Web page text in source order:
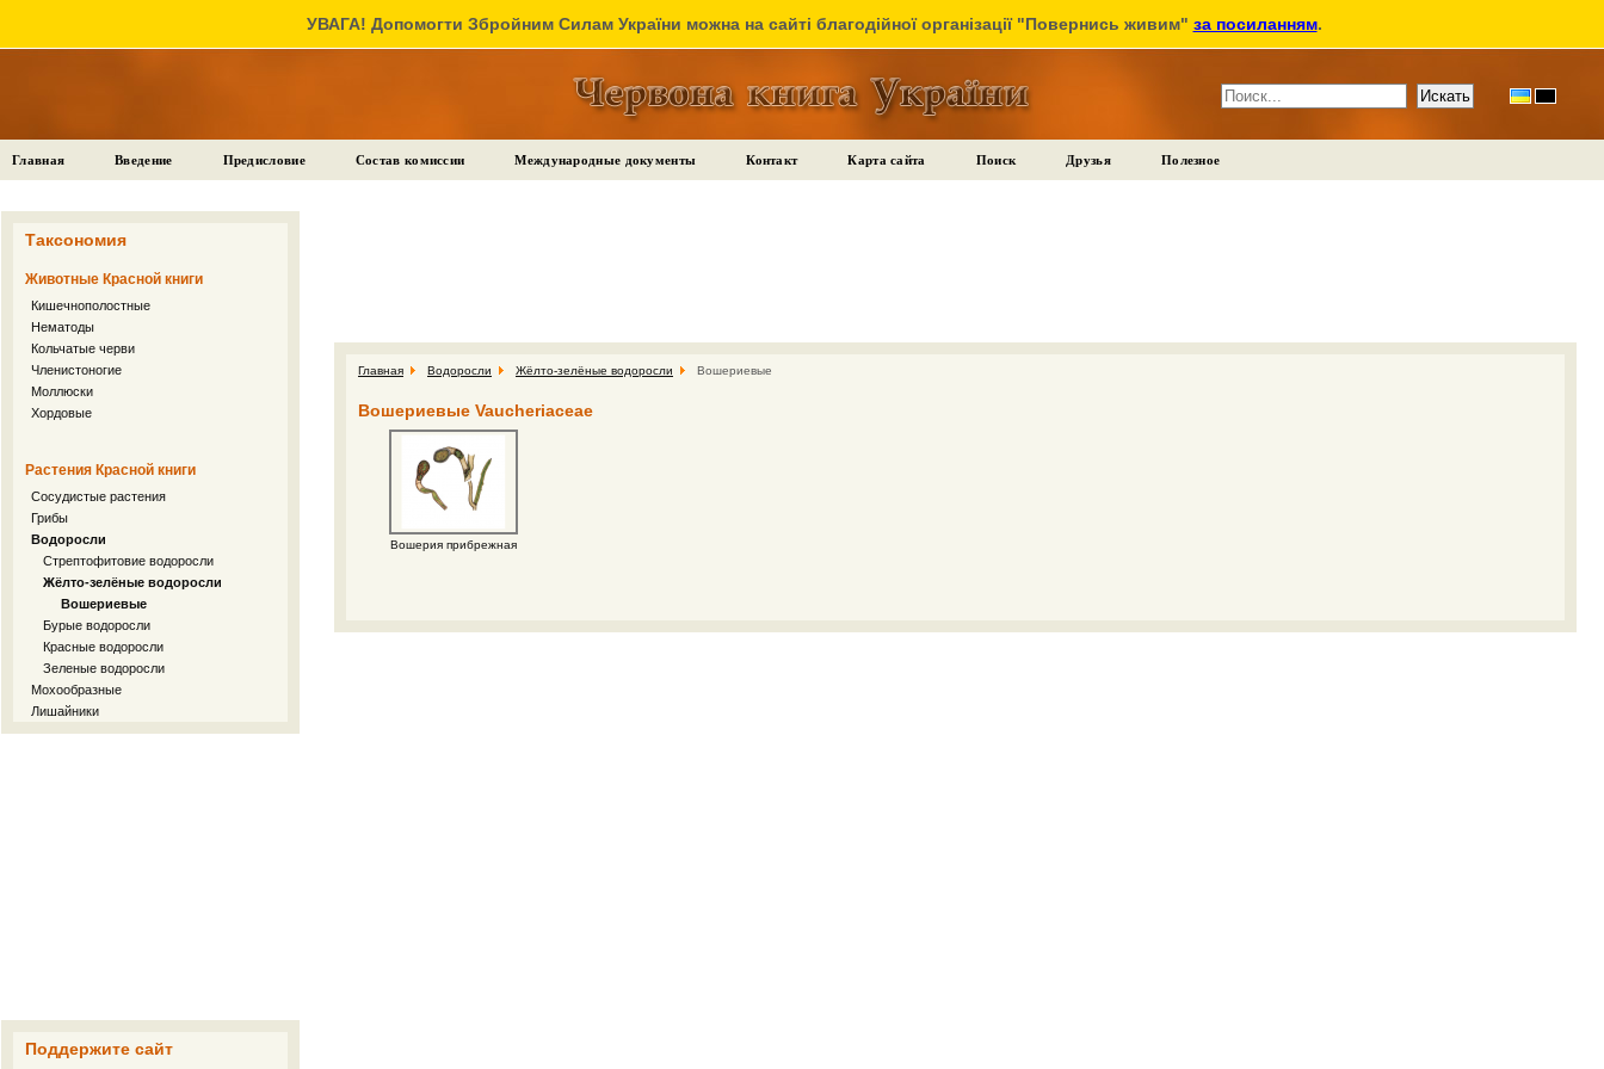
УВАГА! Допомогти Збройним Силам України можна на сайті благодійної організації "Повернись живим" за посиланням.
Главная Введение Предисловие Состав комиссии Международные документы Контакт Карта сайта Поиск Друзья Полезное
Таксономия
Животные Красной книги
Кишечнополостные
Нематоды
Кольчатые черви
Членистоногие
Моллюски
Хордовые
Растения Красной книги
Сосудистые растения
Грибы
Водоросли
Стрептофитовие водоросли
Жёлто-зелёные водоросли
Вошериевые
Бурые водоросли
Красные водоросли
Зеленые водоросли
Мохообразные
Лишайники
Поддержите сайт
Главная Водоросли Жёлто-зелёные водоросли Вошериевые
Вошериевые Vaucheriaceae
Вошерия прибрежная